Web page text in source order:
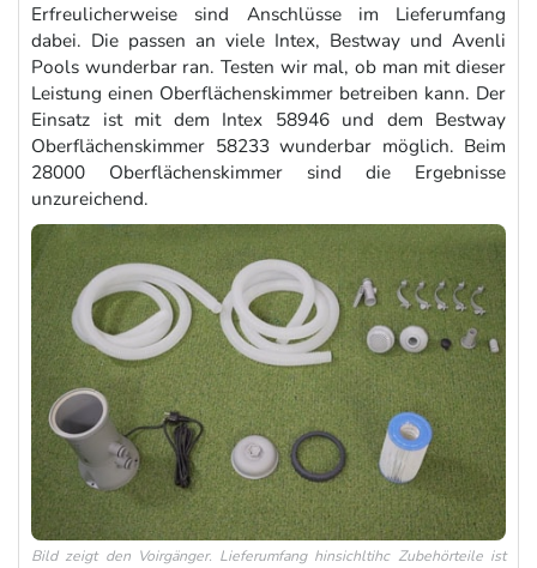
Erfreulicherweise sind Anschlüsse im Lieferumfang
dabei. Die passen an viele Intex, Bestway und Avenli
Pools wunderbar ran. Testen wir mal, ob man mit dieser
Leistung einen Oberflächenskimmer betreiben kann. Der
Einsatz ist mit dem Intex 58946 und dem Bestway
Oberflächenskimmer 58233 wunderbar möglich. Beim
28000 Oberflächenskimmer sind die Ergebnisse
unzureichend.
Bild zeigt den Voirgänger. Lieferumfang hinsichltihc Zubehörteile ist